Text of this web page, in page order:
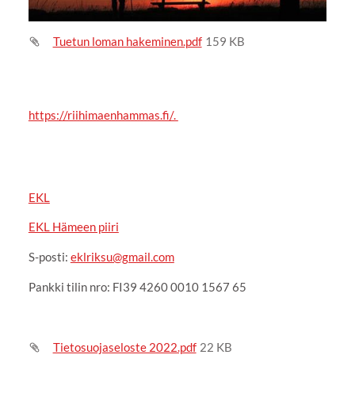
Tuetun loman hakeminen.pdf 159 KB
https://riihimaenhammas.fi/.
EKL
EKL Hämeen piiri
S-posti: eklriksu@gmail.com
Pankki tilin nro: FI39 4260 0010 1567 65
Tietosuojaseloste 2022.pdf 22 KB